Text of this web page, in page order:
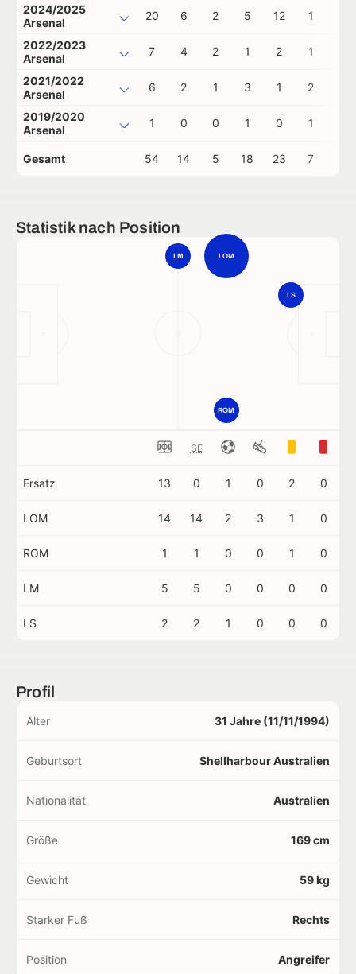
2024/2025
Arsenal
20 6 2 5 12 1
2022/2023
Arsenal
7 4 2 1 2 1
2021/2022
Arsenal
6 2 1 3 1 2
2019/2020
Arsenal
1 0 0 1 0 1
Gesamt 54 14 5 18 23 7
Statistik nach Position
LOM
LM
LS
ROM
SE
Ersatz 13 0 1 0 2 0
LOM 14 14 2 3 1 0
ROM 1 1 0 0 1 0
LM 5 5 0 0 0 0
LS 2 2 1 0 0 0
Profil
Alter 31 Jahre (11/11/1994)
Geburtsort Shellharbour Australien
Nationalität Australien
Größe 169 cm
Gewicht 59 kg
Starker Fuß Rechts
Position Angreifer